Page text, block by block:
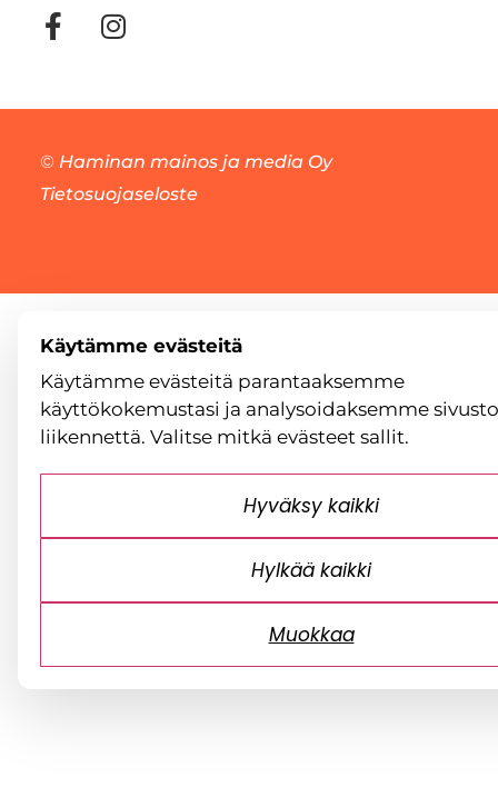
© Haminan mainos ja media Oy
Tietosuojaseloste
Käytämme evästeitä
Käytämme evästeitä parantaaksemme
käyttökokemustasi ja analysoidaksemme
liikennettä. Valitse mitkä evästeet sallit.
Hyväksy kaikki
Hylkää kaikki
Muokkaa